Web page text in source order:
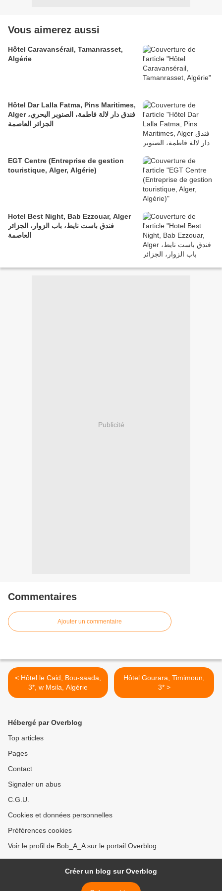
Vous aimerez aussi
Hôtel Caravansérail, Tamanrasset,
Algérie
Hôtel Dar Lalla Fatma, Pins Maritimes,
Alger فندق دار لالة فاطمة، الصنوبر البحري،
الجزائر العاصمة
EGT Centre (Entreprise de gestion
touristique, Alger, Algérie)
Hotel Best Night, Bab Ezzouar, Alger
فندق باست نايط، باب الزوار، الجزائر
العاصمة
Publicité
Commentaires
Ajouter un commentaire
< Hôtel le Caid, Bou-saada,
3*, w Msila, Algérie
Hôtel Gourara, Timimoun,
3* >
Hébergé par Overblog
Top articles
Pages
Contact
Signaler un abus
C.G.U.
Cookies et données personnelles
Préférences cookies
Voir le profil de Bob_A_A sur le portail Overblog
Créer un blog sur Overblog